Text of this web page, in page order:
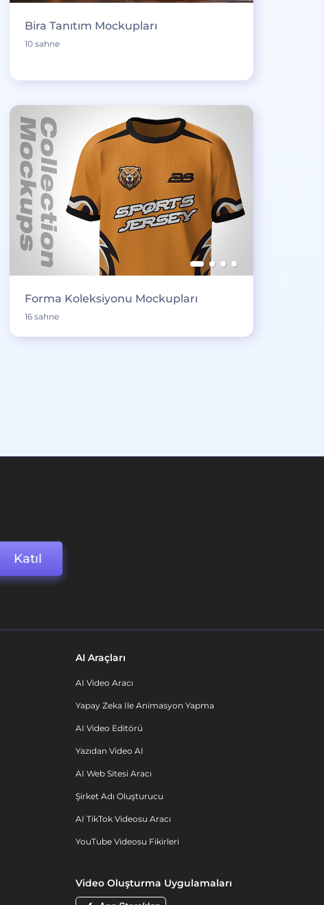
Bira Tanıtım Mockupları
10 sahne
Forma Koleksiyonu Mockupları
16 sahne
Katıl
AI Araçları
AI Video Aracı
Yapay Zeka Ile Animasyon Yapma
AI Video Editörü
Yazıdan Video AI
AI Web Sitesi Aracı
Şirket Adı Oluşturucu
AI TikTok Videosu Aracı
YouTube Videosu Fikirleri
Video Oluşturma Uygulamaları